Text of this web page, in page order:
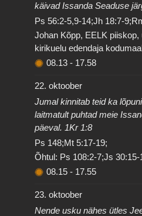
käivad Issanda Seaduse
Ps 56:2-5,9-14;Jh 18:7-
Johan Kõpp, EELK
kirikuelu edendaja
08.13 - 17.58
22. oktoober
Jumal kinnitab teid ka
laitmatult puhtad meie
päeval. 1Kr 1:8
Ps 148;Mt 5:17-19;
Õhtul: Ps 108:2-7;Js 30:15-
08.15 - 17.55
23. oktoober
Nende usku nähes ütles